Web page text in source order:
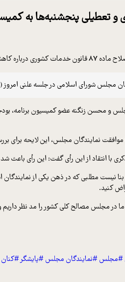
تعطیلی پنجشنبه‌‌ها به
مجدد به کمیسیون اجتماعی ارجاع کردند.
در جلسه علنی امروز (چهارشنبه، ۱۲ شهریور) به بررسی ایرادات شورای نگهبان به لایحه اصلاح ماده (۸۷) قانون
محسن زنگنه عضو کمیسیون برنامه،
نمایندگان مجلس، این لایحه برای
با انتقاد از این رأی گفت: این رأی
بنا نیست مطلبی که در ذهن یکی از
کنید.
#مجلس#نمایندگان مجلس#پایشگر